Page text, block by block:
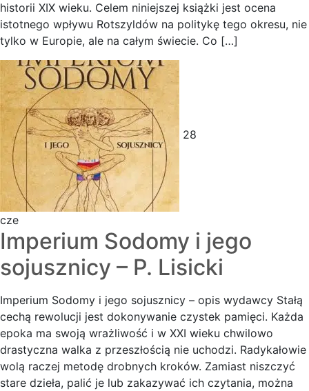
historii XIX wieku. Celem niniejszej książki jest ocena
istotnego wpływu Rotszyldów na politykę tego okresu, nie
tylko w Europie, ale na całym świecie. Co […]
28
cze
Imperium Sodomy i jego
sojusznicy – P. Lisicki
Imperium Sodomy i jego sojusznicy – opis wydawcy Stałą
cechą rewolucji jest dokonywanie czystek pamięci. Każda
epoka ma swoją wrażliwość i w XXI wieku chwilowo
drastyczna walka z przeszłością nie uchodzi. Radykałowie
wolą raczej metodę drobnych kroków. Zamiast niszczyć
stare dzieła, palić je lub zakazywać ich czytania, można